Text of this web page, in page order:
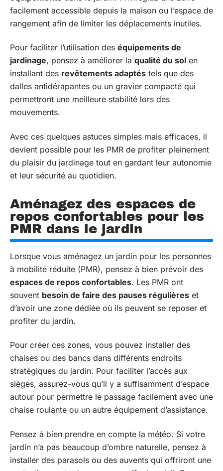
facilement accessible depuis la maison ou l’espace de
rangement afin de limiter les déplacements inutiles.
Pour faciliter l’utilisation des équipements de
jardinage, pensez à améliorer la qualité du sol en
installant des revêtements adaptés tels que des
dalles antidérapantes ou un gravier compacté qui
permettront une meilleure stabilité lors des
mouvements.
Avec ces quelques astuces simples mais efficaces, il
devient possible pour les PMR de profiter pleinement
du plaisir du jardinage tout en gardant leur autonomie
et leur sécurité au quotidien.
Aménagez des espaces de
repos confortables pour les
PMR dans le jardin
Lorsque vous aménagez un jardin pour les personnes
à mobilité réduite (PMR), pensez à bien prévoir des
espaces de repos confortables. Les PMR ont
souvent besoin de faire des pauses régulières et
d’avoir une zone dédiée où ils peuvent se reposer et
profiter du jardin.
Pour créer ces zones, vous pouvez installer des
chaises ou des bancs dans différents endroits
stratégiques du jardin. Pour faciliter l’accès aux
sièges, assurez-vous qu’il y a suffisamment d’espace
autour pour permettre le passage facilement avec une
chaise roulante ou un autre équipement d’assistance.
Pensez à bien prendre en compte la météo. Si votre
jardin n’a pas beaucoup d’ombre naturelle, pensez à
installer des parasols ou des auvents qui offriront une